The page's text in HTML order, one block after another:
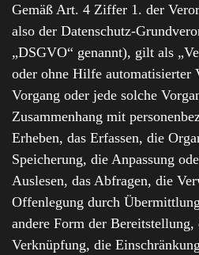
Gemäß Art. 4 Ziffer 1. der
also der Datenschutz-
„DSGVO“ genannt), gilt als
oder ohne Hilfe automatisierter
Vorgang oder jede solche
Zusammenhang mit
Erheben, das Erfassen, die
Speicherung, die Anpassung
Auslesen, das Abfragen, die
Offenlegung durch
andere Form der
Verknüpfung, die